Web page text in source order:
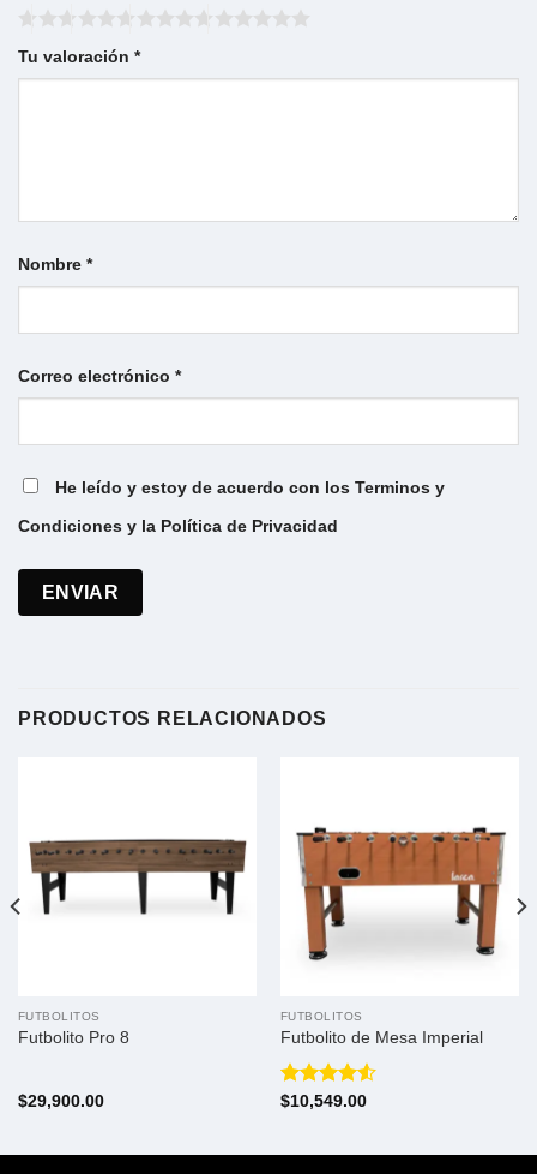
Tu valoración *
Nombre *
Correo electrónico *
He leído y estoy de acuerdo con los Terminos y
Condiciones y la Política de Privacidad
PRODUCTOS RELACIONADOS
FUTBOLITOS
Futbolito Pro 8
$29,900.00
FUTBOLITOS
Futbolito de Mesa Imperial
Valorado
$10,549.00